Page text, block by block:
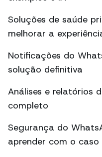
Soluções de saúde
melhorar a
Notificações do
solução definitiva
Análises e relatórios
completo
Segurança do
aprender com o